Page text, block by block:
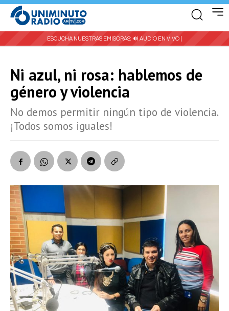
ESCUCHA NUESTRAS EMISORAS: 🔊 AUDIO EN VIVO |
Ni azul, ni rosa: hablemos de
género y violencia
No demos permitir ningún tipo de violencia.
¡Todos somos iguales!